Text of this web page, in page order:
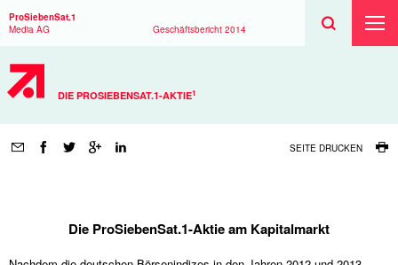
ProSiebenSat.1
Media AG
Geschäftsbericht 2014
Suche
Suche
DIE PROSIEBENSAT.1-AKTIE1
SEITE DRUCKEN
PROSIEBENSAT.1-
Die ProSiebenSat.1-Aktie am Kapitalmarkt